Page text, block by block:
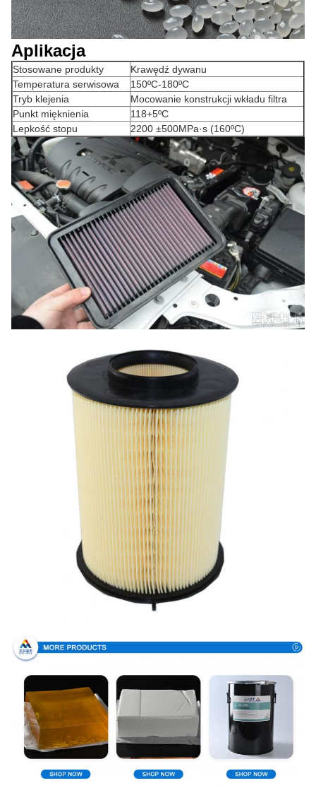
Aplikacja
Stosowane produkty
Krawędź dywanu
Temperatura serwisowa
150ºC-180ºC
Tryb klejenia
Mocowanie konstrukcji wkładu filtra
Punkt mięknienia
118+5ºC
Lepkość stopu
2200 ±500MPa·s (160ºC)